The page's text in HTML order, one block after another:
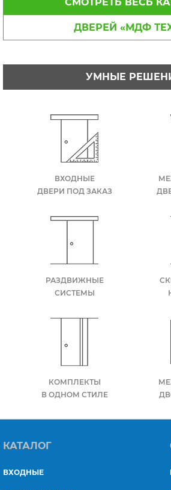
СМОТРЕТЬ ВЕСЬ
ДВЕРЕЙ «МДФ
УМНЫЕ
ВХОДНЫЕ
ДВЕРИ ПОД ЗАКАЗ
РАЗДВИЖНЫЕ
СИСТЕМЫ
КОМПЛЕКТЫ
В ОДНОМ СТИЛЕ
КАТАЛОГ
ВХОДНЫЕ